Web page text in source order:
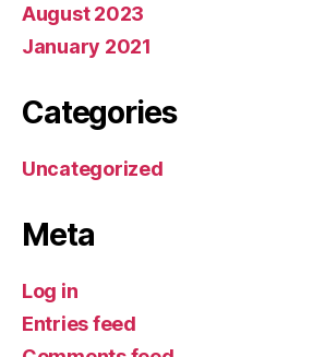
August 2023
January 2021
Categories
Uncategorized
Meta
Log in
Entries feed